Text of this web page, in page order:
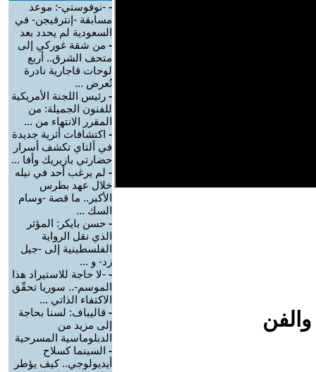
- -نوفوستي-: موعد
مسابقة -إنترفيجن- في
السعودية لم يحدد بعد
- من شقة غوركي إلى
متحف الشرق.. أربع
لوحات قاجارية نادرة
تُعرض ...
- رئيس اللجنة الأمريكية
للفنون الجميلة: من
المقرر الانتهاء من ...
- اكتشافات أثرية جديدة
في ألتاي تكشف أسرار
حضارتي بازيريك وأفا ...
- لم يرغب أحد في نيله
خلال عهد بطرس
الأكبر.. ما قصة -وسام
السك ...
- حسن بايكر: المؤثر
الذي نقل الرواية
الفلسطينية إلى -جيل
زد- و ...
- -لا حاجة للاستيراد هذا
الموسم-.. سوريا تحقّق
الاكتفاء الذاتي ...
- قاليباف: لسنا بحاجة
إلى مزيد من
الدبلوماسية المسرحية
- السينما كسلاح
أيديولوجي.. كيف يؤطر